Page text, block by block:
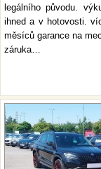
legálního původu.
ihned a v hotovosti.
měsíců garance na
záruka…